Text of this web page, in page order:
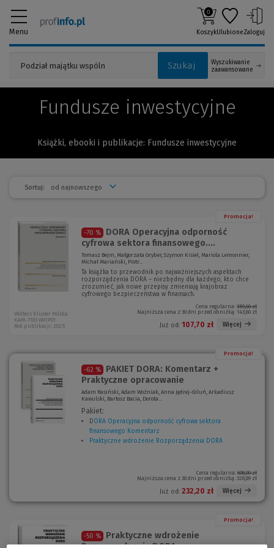
Menu
Szukaj
Wyszukiwanie
zaawansowane
0
KoszykUlubioneZaloguj
Fundusze inwestycyjne
Książki, ebooki i publikacje: Fundusze inwestycyjne
Sortuj:
Promocja!
-70 %
DORA Operacyjna odporność
cyfrowa sektora finansowego....
Tomasz Bejm, Małgorzata Gryber, Szymon Kisiel, Mariola Lemonnier,
Michał Mariański, Piotr...
Ta książka to przewodnik po najważniejszych aspektach
rozporządzenia DORA – niezbędny dla każdego, kto chce
zrozumieć, jak nowe przepisy zmieniają krajobraz
cyfrowego bezpieczeństwa w finansach.
Cena regularna: 359,00 zł
Najniższa cena z 30 dni przed obniżką: 143,60 zł
Już od: 107,70 zł Więcej
Wolters Kluwer Polska
KAM-7183 W01P01
Rok publikacji: 2025
Promocja!
-62 %
PAKIET DORA: Komentarz +
Praktyczne opracowanie
Adam Rasiński, Adam Woźniak, Anna Jędrej-Giluń, Arkadiusz
Kawulski, Bartosz Bacia, Dorota...
Pakiet:
DORA Operacyjna odporność cyfrowa sektora
finansowego Komentarz
N
o
k
Praktyczne wdrożenie Rozporządzenia DORA
w
e
o
o
Cena regularna: 608,00 zł
Najniższa cena z 30 dni przed obniżką: 328,89 zł
Już od: 232,20 zł Więcej
Promocja!
-50 %
Praktyczne wdrożenie